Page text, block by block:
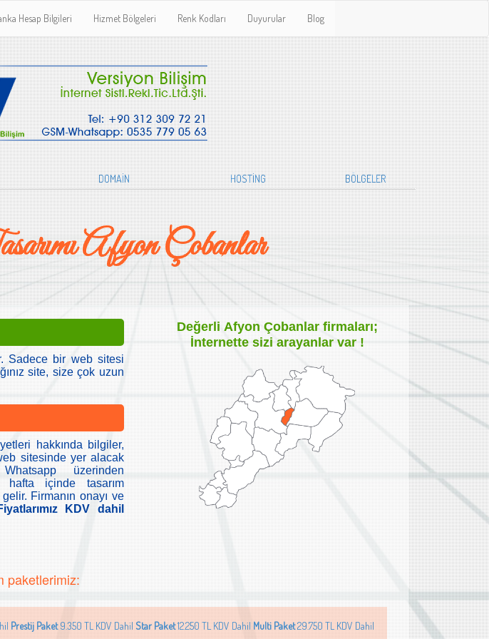
Hesap Bilgileri Hizmet Bölgeleri Renk Kodları Duyurular Blog
DOMAİN HOSTİNG BÖLGELER
Afyon Çobanlar
Sadece bir web sitesi
site, size çok uzun
hakkında bilgiler,
sitesinde yer alacak
üzerinden
içinde tasarım
Firmanın onayı ve
KDV dahil
DeğerliAfyon Çobanlarfirmaları;
İnternette sizi arayanlar var !
paketlerimiz:
Prestij Paket9.350 TL KDV Dahil Star Paket12.250 TL KDV Dahil Multi Paket29.750 TL KDV Dahil